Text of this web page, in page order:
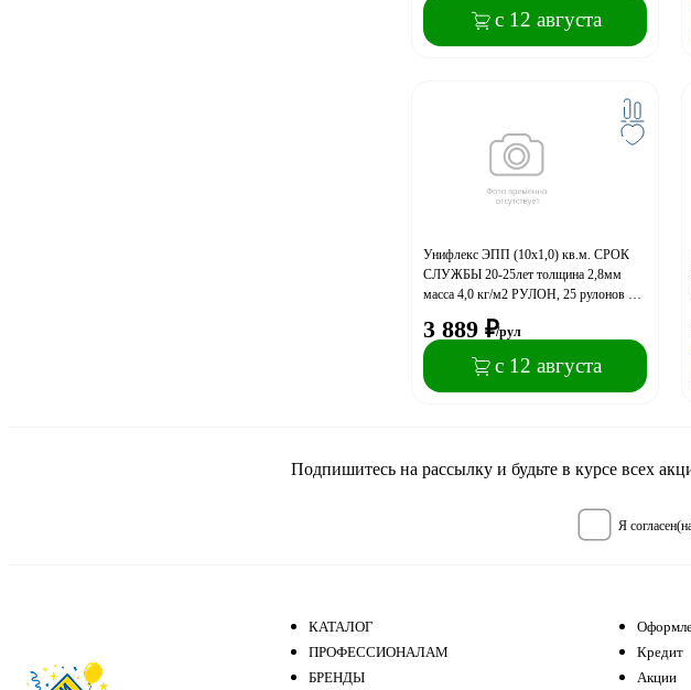
с 12 августа
Унифлекс ЭПП (10х1,0) кв.м. СРОК
СЛУЖБЫ 20-25лет толщина 2,8мм
масса 4,0 кг/м2 РУЛОН, 25 рулонов на
3 889 ₽/рул
с 12 августа
Подпишитесь на рассылку и будьте в курсе всех
я
КАТАЛОГ
ПРОФЕССИОНАЛАМ
БРЕНДЫ
Кредит
Акции